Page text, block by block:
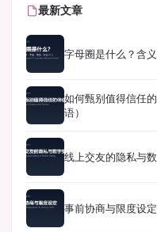
最新文章
字母圈是什么？含
如何甄别值得信任
语）
线上交友的隐私与
事前协商与限度设